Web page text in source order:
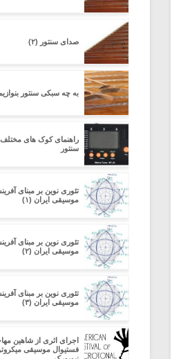
صدای سنتور (۲)
به چه سبکی سنتور
راهنمای کوک های
سنتور
تئوری نوین بر مبنای
موسیقی ایران (۱)
تئوری نوین بر مبنای
موسیقی ایران (۲)
تئوری نوین بر مبنای
موسیقی ایران (۳)
اجرای اثری از شاهین
فستیوال موسیقی